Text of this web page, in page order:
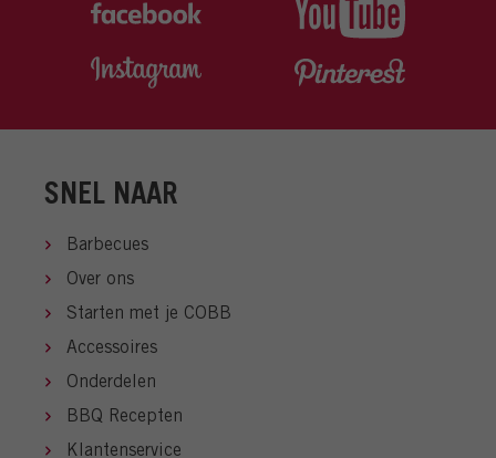
SNEL NAAR
Barbecues
Over ons
Starten met je COBB
Accessoires
Onderdelen
BBQ Recepten
Klantenservice